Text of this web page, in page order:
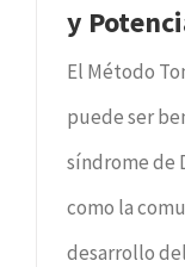
y
El Método
puede ser
síndrome de
como la
desarrollo